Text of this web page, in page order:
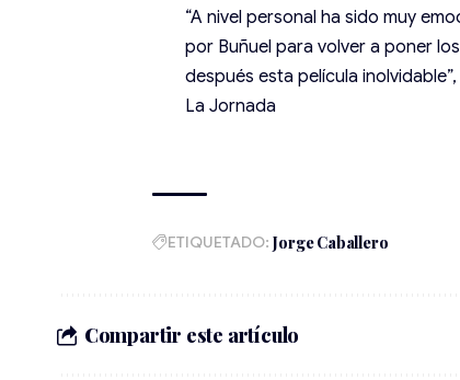
“A nivel personal ha sido muy
por Buñuel para volver a poner
después esta película
La Jornada
ETIQUETADO: Jorge Caballero
Compartir este artículo